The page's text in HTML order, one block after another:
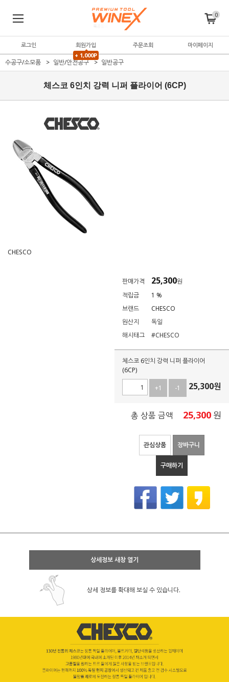
0
로그인
회원가입
+ 1,000P
주문조회 마이페이지
수공구/소모품 일반/안전공구 일반공구
체스코 6인치 강력 니퍼 플라이어 (6CP)
CHESCO
판매가격 25,300원
적립금
1 %
브랜드
CHESCO
원산지
독일
해시태그
#CHESCO
체스코 6인치 강력 니퍼 플라이어
(6CP)
+1 -1 25,300원
총 상품 금액 25,300 원
관심상품 장바구니
구매하기
상세정보 새창 열기
상세 정보를 확대해 보실 수 있습니다.